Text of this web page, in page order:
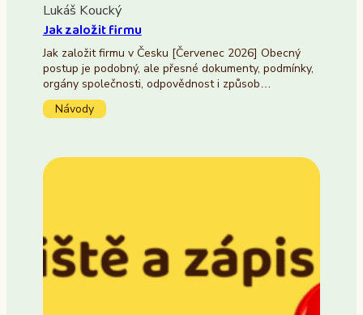
Lukáš Koucký
Jak založit firmu
Jak založit firmu v Česku [Červenec 2026] Obecný
postup je podobný, ale přesné dokumenty, podmínky,
orgány společnosti, odpovědnost i způsob…
Návody